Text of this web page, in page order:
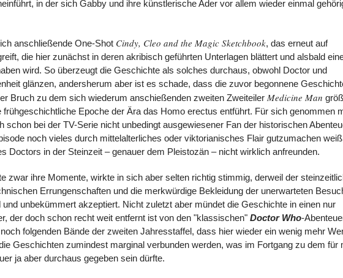
in der sich Gabby und ihre künstlerische Ader vor allem wieder einmal
anschließende One-Shot Cindy, Cleo and the Magic Sketchbook, das erneut auf
die hier zunächst in deren akribisch geführten Unterlagen blättert und alsbald
wird. So überzeugt die Geschichte als solches durchaus, obwohl Doctor und
glänzen, andersherum aber ist es schade, dass die zuvor begonnene
Bruch zu dem sich wiederum anschießenden zweiten Zweiteiler Medicine Man
Epoche der Ära das Homo erectus entführt. Für sich genommen
schon bei der TV-Serie nicht unbedingt ausgewiesener Fan der historischen
noch vieles durch mittelalterliches oder viktorianisches Flair gutzumachen
Doctors in der Steinzeit – genauer dem Pleistozän – nicht wirklich anfreunden.
zwar ihre Momente, wirkte in sich aber selten richtig stimmig, derweil der
Errungenschaften und die merkwürdige Bekleidung der unerwarteten
unbekümmert akzeptiert. Nicht zuletzt aber mündet die Geschichte in einen nur
der doch schon recht weit entfernt ist von den "klassischen" Doctor Who-
folgenden Bände der zweiten Jahresstaffel, dass hier wieder ein wenig mehr
Geschichten zumindest marginal verbunden werden, was im Fortgang zu dem für
ja aber durchaus gegeben sein dürfte.